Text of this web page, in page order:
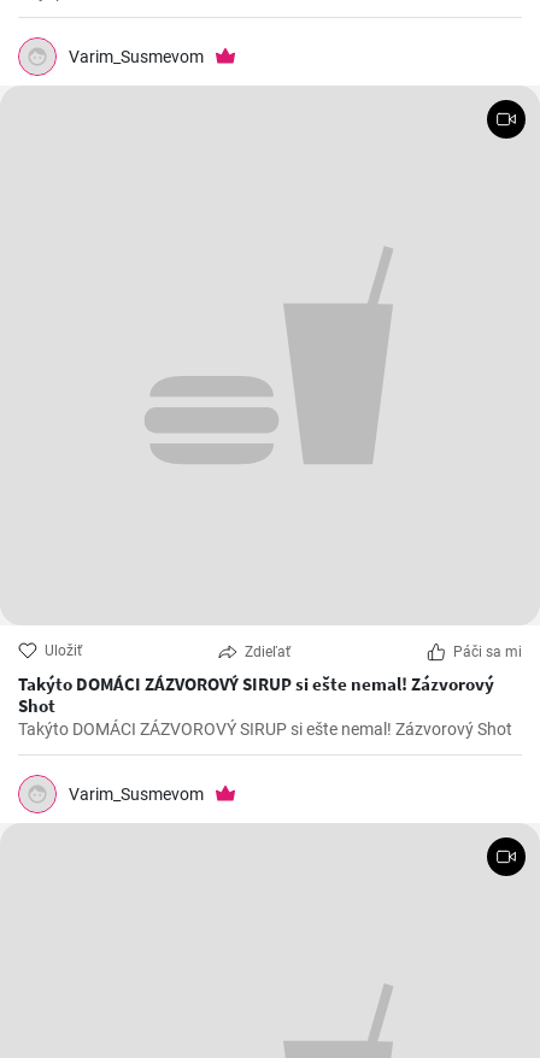
Varim_Susmevom
Uložiť Zdieľať Páči sa mi
Takýto DOMÁCI ZÁZVOROVÝ SIRUP si ešte nemal! Zázvorový
Shot
Takýto DOMÁCI ZÁZVOROVÝ SIRUP si ešte nemal! Zázvorový Shot
Varim_Susmevom